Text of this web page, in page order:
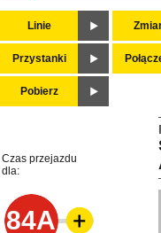
Linie
Przystanki
Pobierz
Czas przejazdu
dla:
84A